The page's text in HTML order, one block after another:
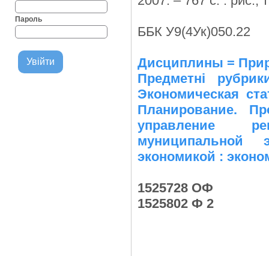
Пароль
ББК У9(4Ук)050.22
Дисциплины =
Предметні
Экономическая
Планирование.
управление
муниципальной
экономикой :
1525728 ОФ
1525802 Ф 2